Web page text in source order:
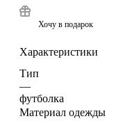
Хочу в подарок
Характеристики
Тип
—
футболка
Материал одежды